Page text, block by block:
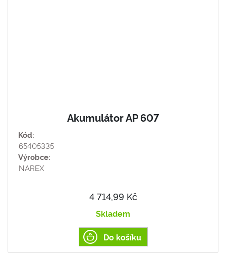
Akumulátor AP 607
Kód:
65405335
Výrobce:
NAREX
4 714,99 Kč
Skladem
Do košíku